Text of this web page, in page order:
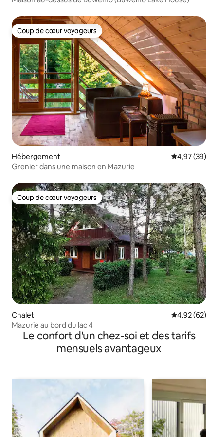
Coup de cœur voyageurs
Coup de cœur voyageurs
Hébergement Évaluation
4,97 (39)
Grenier dans une maison en Mazurie
Coup de cœur voyageurs
Coup de cœur voyageurs
Chalet Évaluation
4,92 (62)
Mazurie au bord du lac 4
Le confort d'un chez-soi et des tarifs
mensuels avantageux